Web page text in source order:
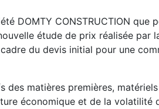
DOMTY CONSTRUCTION que
étude de prix réalisée par
du devis initial pour une
matières premières,
économique et de la volatilité